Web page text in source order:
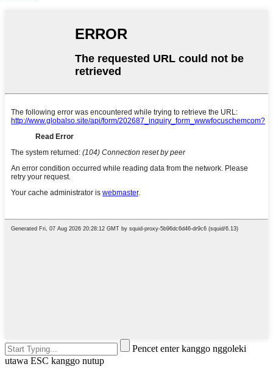
Pencet enter kanggo nggoleki
utawa ESC kanggo nutup